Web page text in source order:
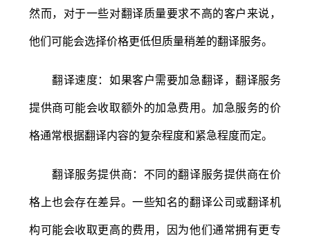
然而，对于一些对翻译质量要求不高的客户来说，
他们可能会选择价格更低但质量稍差的翻译服务。
翻译速度：如果客户需要加急翻译，翻译服务
提供商可能会收取额外的加急费用。加急服务的价
格通常根据翻译内容的复杂程度和紧急程度而定。
翻译服务提供商：不同的翻译服务提供商在价
格上也会存在差异。一些知名的翻译公司或翻译机
构可能会收取更高的费用，因为他们通常拥有更专